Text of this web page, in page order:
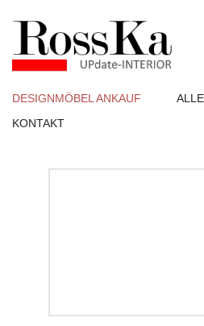
DESIGNMÖBEL ANKAUF
KONTAKT